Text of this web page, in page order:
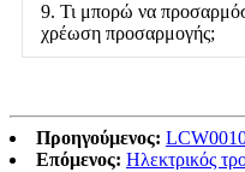
9. Τι μπορώ να
χρέωση προσαρμογής;
Προηγούμενος:
Επόμενος: Ηλεκτρικός